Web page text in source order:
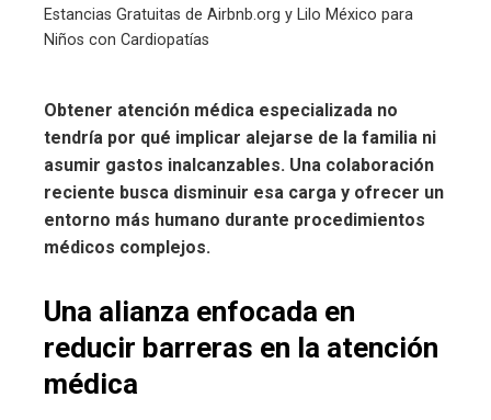
Estancias Gratuitas de Airbnb.org y Lilo México para
Niños con Cardiopatías
Obtener atención médica especializada no
tendría por qué implicar alejarse de la familia ni
asumir gastos inalcanzables. Una colaboración
reciente busca disminuir esa carga y ofrecer un
entorno más humano durante procedimientos
médicos complejos.
Una alianza enfocada en
reducir barreras en la atención
médica